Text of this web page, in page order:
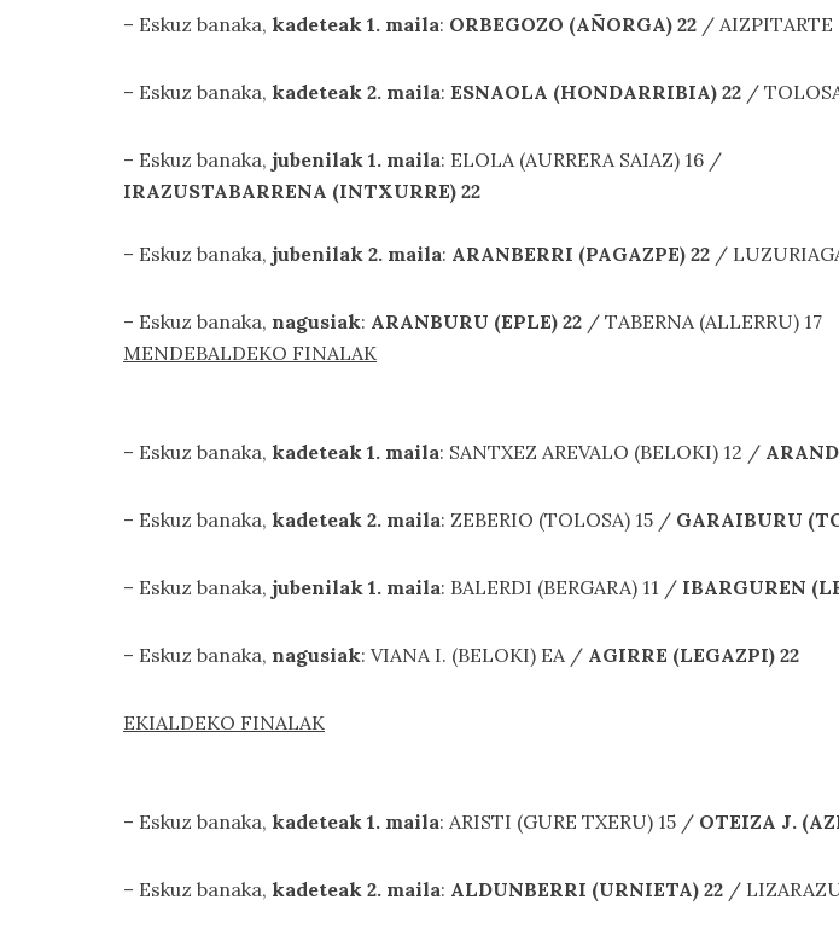
– Eskuz banaka, kadeteak 1. maila: ORBEGOZO (AÑORGA) 22 / AIZPITARTE
– Eskuz banaka, kadeteak 2. maila: ESNAOLA (HONDARRIBIA) 22 /
– Eskuz banaka, jubenilak 1. maila: ELOLA (AURRERA SAIAZ) 16 /
IRAZUSTABARRENA (INTXURRE) 22
– Eskuz banaka, jubenilak 2. maila: ARANBERRI (PAGAZPE) 22 /
– Eskuz banaka, nagusiak: ARANBURU (EPLE) 22 / TABERNA (ALLERRU) 17
MENDEBALDEKO FINALAK
– Eskuz banaka, kadeteak 1. maila: SANTXEZ AREVALO (BELOKI) 12 /
– Eskuz banaka, kadeteak 2. maila: ZEBERIO (TOLOSA) 15 / GARAIBURU
– Eskuz banaka, jubenilak 1. maila: BALERDI (BERGARA) 11 / IBARGUREN
– Eskuz banaka, nagusiak: VIANA I. (BELOKI) EA / AGIRRE (LEGAZPI) 22
EKIALDEKO FINALAK
– Eskuz banaka, kadeteak 1. maila: ARISTI (GURE TXERU) 15 / OTEIZA J.
– Eskuz banaka, kadeteak 2. maila: ALDUNBERRI (URNIETA) 22 /